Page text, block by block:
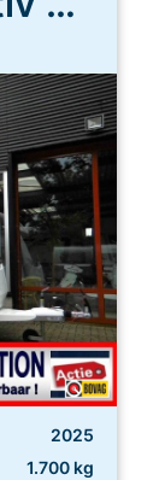
2025
1.700 kg